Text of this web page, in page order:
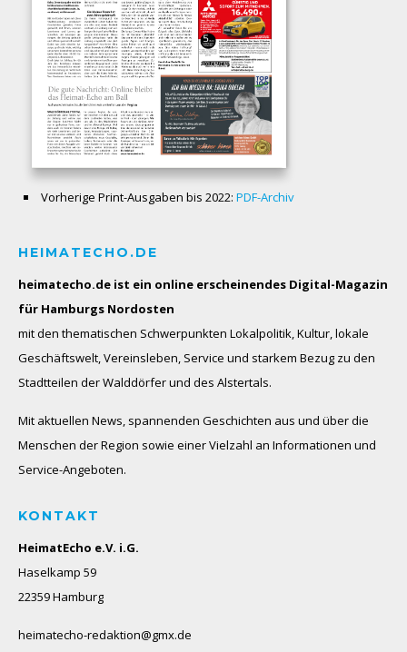
Vorherige Print-Ausgaben bis 2022: PDF-Archiv
HEIMATECHO.DE
heimatecho.de ist ein online erscheinendes Digital-Magazin
für Hamburgs Nordosten
mit den thematischen Schwerpunkten Lokalpolitik, Kultur, lokale
Geschäftswelt, Vereinsleben, Service und starkem Bezug zu den
Stadtteilen der Walddörfer und des Alstertals.
Mit aktuellen News, spannenden Geschichten aus und über die
Menschen der Region sowie einer Vielzahl an Informationen und
Service-Angeboten.
KONTAKT
HeimatEcho e.V. i.G.
Haselkamp 59
22359 Hamburg
heimatecho-redaktion@gmx.de